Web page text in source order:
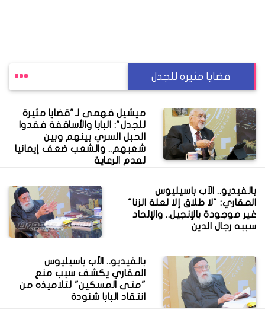
قضايا مثيرة للجدل
ميشيل فهمى لـ"قضايا مثيرة
للجدل": البابا والأساقفة فقدوا
الحبل السري بينهم وبين
شعبهم.. والشعب ضعف إيمانيا
لعدم الرعاية
بالفيديو.. الأب باسيليوس
المقاري: "لا طلاق إلا لعلة الزنا"
غير موجودة بالإنجيل.. والإلحاد
سببه رجال الدين
بالفيديو.. الأب باسيليوس
المقاري يكشف سبب منع
"متى المسكين" لتلاميذه من
انتقاد البابا شنودة